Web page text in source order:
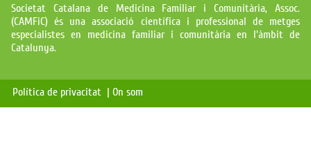
Societat Catalana de Medicina Familiar i Comunitària, Assoc.
(CAMFiC) és una associació científica i professional de metges
especialistes en medicina familiar i comunitària en l'àmbit de
Catalunya.
Política de privacitat | On som